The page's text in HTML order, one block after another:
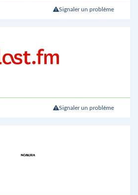
Signaler un problème
Signaler un problème